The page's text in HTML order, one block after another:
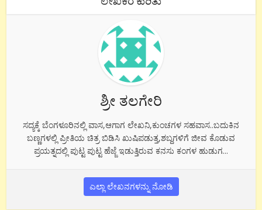
ಶ್ರೀ ತಲಗೇರಿ
ಸದ್ಯಕ್ಕೆ ಬೆಂಗಳೂರಿನಲ್ಲಿ ವಾಸ,ಆಗಾಗ ಲೇಖನಿ,ಕುಂಚಗಳ ಸಹವಾಸ..ಬದುಕಿನ
ಬಣ್ಣಗಳಲ್ಲಿ ಪ್ರೀತಿಯ ಚಿತ್ರ ಬಿಡಿಸಿ ಖುಷಿಪಡುತ್ತ,ಶಬ್ದಗಳಿಗೆ ಜೀವ ಕೊಡುವ
ಪ್ರಯತ್ನದಲ್ಲಿ ಪುಟ್ಟ ಪುಟ್ಟ ಹೆಜ್ಜೆ ಇಡುತ್ತಿರುವ ಕನಸು ಕಂಗಳ ಹುಡುಗ...
ಎಲ್ಲಾ ಲೇಖನಗಳನ್ನು ನೋಡಿ